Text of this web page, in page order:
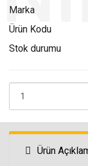
Marka
Ürün Kodu
Stok durumu
Ürün